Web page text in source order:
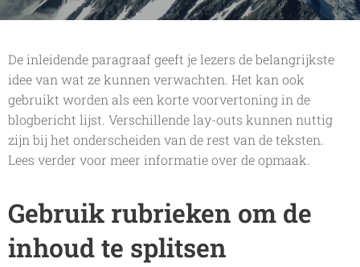
De inleidende paragraaf geeft je lezers de belangrijkste
idee van wat ze kunnen verwachten. Het kan ook
gebruikt worden als een korte voorvertoning in de
blogbericht lijst. Verschillende lay-outs kunnen nuttig
zijn bij het ​​onderscheiden van de rest van de teksten.
Lees verder voor meer informatie over de opmaak.
Gebruik rubrieken om de
inhoud te splitsen